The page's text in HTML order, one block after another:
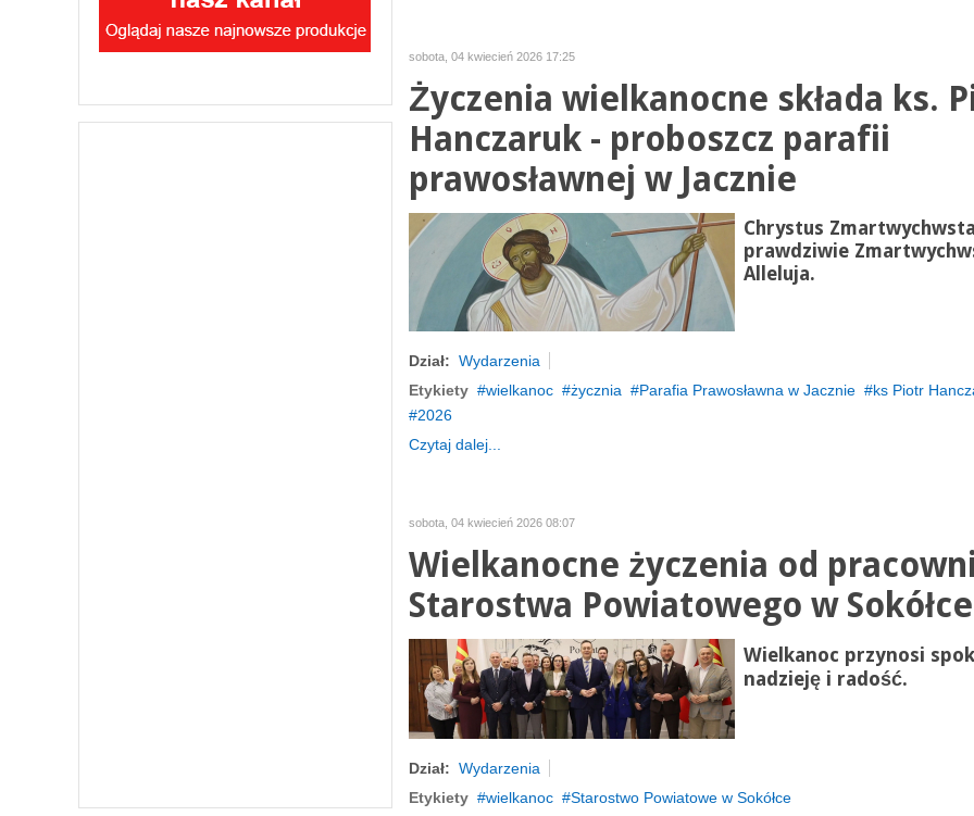
sobota, 04 kwiecień 2026 17:25
Życzenia wielkanocne składa ks.
Hanczaruk - proboszcz parafii
prawosławnej w Jacznie
Chrystus
prawdziwie
Alleluja.
Dział: Wydarzenia
Etykiety
wielkanoc życznia Parafia Prawosławna w Jacznie
ks Piotr
2026
Czytaj dalej...
sobota, 04 kwiecień 2026 08:07
Wielkanocne życzenia od
Starostwa Powiatowego w Sokółce
Wielkanoc przynosi
nadzieję i radość.
Dział: Wydarzenia
Etykiety
wielkanoc
Starostwo Powiatowe w Sokółce